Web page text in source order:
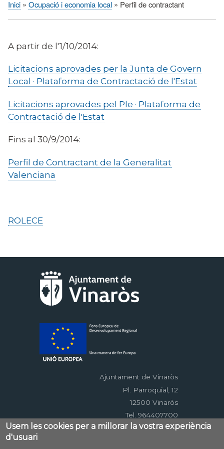
Fil
Inici Ocupació i economia local Perfil de contractant
A partir de l'1/10/2014:
Licitacions aprovades per la Junta de Govern
Local · Plataforma de Contractació de l'Estat
Licitacions aprovades pel Ple · Plataforma de
Contractació de l'Estat
Fins al 30/9/2014:
Perfil de Contractant de la Generalitat
Valenciana
ROLECE
Ajuntament de Vinaròs
Pl. Parroquial, 12
12500 Vinaròs
Tel. 964407700
Usem les cookies per a millorar la vostra experiència
d'usuari